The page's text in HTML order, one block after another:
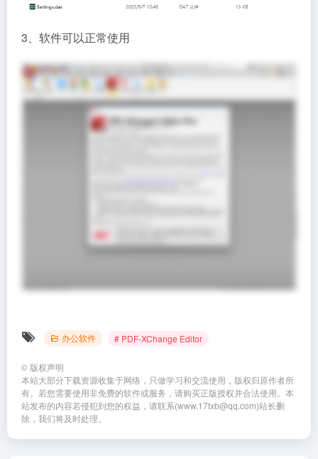
3、软件可以正常使用
办公软件 # PDF-XChange Editor
© 版权声明
本站大部分下载资源收集于网络，只做学习和交流使用，版权归原作者所
有。若您需要使用非免费的软件或服务，请购买正版授权并合法使用。本
站发布的内容若侵犯到您的权益，请联系(www.17txb@qq.com)站长删
除，我们将及时处理。